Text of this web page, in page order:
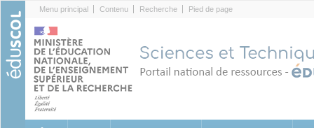
Menu principal Contenu Recherche Pied de page